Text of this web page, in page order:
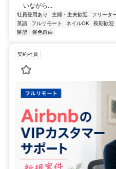
いながら...
社員登用あり 主婦・主夫歓迎 フリータ
英語
フルリモート ネイルOK 長期歓迎
髪型・髪色自由
契約社員